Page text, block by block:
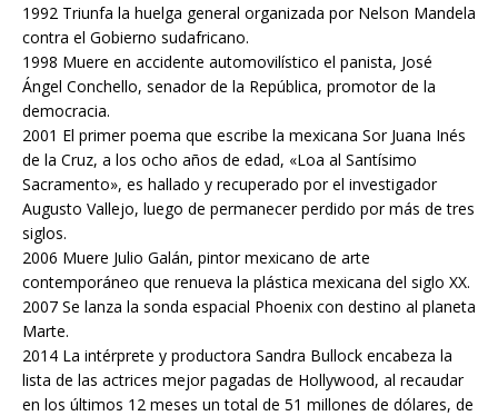
1992 Triunfa la huelga general organizada por Nelson Mandela
contra el Gobierno sudafricano.
1998 Muere en accidente automovilístico el panista, José
Ángel Conchello, senador de la República, promotor de la
democracia.
2001 El primer poema que escribe la mexicana Sor Juana Inés
de la Cruz, a los ocho años de edad, «Loa al Santísimo
Sacramento», es hallado y recuperado por el investigador
Augusto Vallejo, luego de permanecer perdido por más de tres
siglos.
2006 Muere Julio Galán, pintor mexicano de arte
contemporáneo que renueva la plástica mexicana del siglo XX.
2007 Se lanza la sonda espacial Phoenix con destino al planeta
Marte.
2014 La intérprete y productora Sandra Bullock encabeza la
lista de las actrices mejor pagadas de Hollywood, al recaudar
en los últimos 12 meses un total de 51 millones de dólares, de